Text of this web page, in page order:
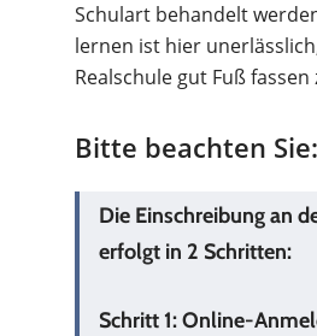
Schulart behandelt
lernen ist hier
Realschule gut Fuß fassen
Bitte beachten Sie:
Die Einschreibung an
erfolgt in 2 Schritten:
Schritt 1: Online-